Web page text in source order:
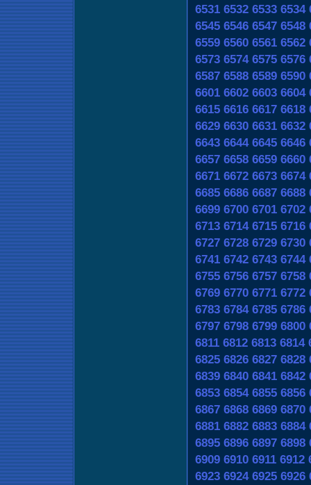
6531 6532 6533 6534
6545 6546 6547 6548
6559 6560 6561 6562
6573 6574 6575 6576
6587 6588 6589 6590
6601 6602 6603 6604
6615 6616 6617 6618
6629 6630 6631 6632
6643 6644 6645 6646
6657 6658 6659 6660
6671 6672 6673 6674
6685 6686 6687 6688
6699 6700 6701 6702
6713 6714 6715 6716
6727 6728 6729 6730
6741 6742 6743 6744
6755 6756 6757 6758
6769 6770 6771 6772
6783 6784 6785 6786
6797 6798 6799 6800
6811 6812 6813 6814
6825 6826 6827 6828
6839 6840 6841 6842
6853 6854 6855 6856
6867 6868 6869 6870
6881 6882 6883 6884
6895 6896 6897 6898
6909 6910 6911 6912
6923 6924 6925 6926